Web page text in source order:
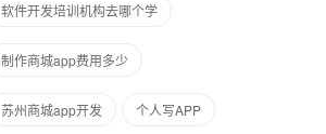
软件开发培训机构去哪个学
制作商城app费用多少
苏州商城app开发 个人写APP